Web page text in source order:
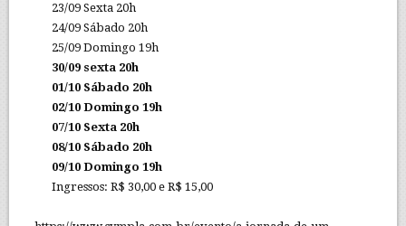
23/09 Sexta 20h
24/09 Sábado 20h
25/09 Domingo 19h
30/09 sexta 20h
01/10 Sábado 20h
02/10 Domingo 19h
07/10 Sexta 20h
08/10 Sábado 20h
09/10 Domingo 19h
Ingressos: R$ 30,00 e R$ 15,00